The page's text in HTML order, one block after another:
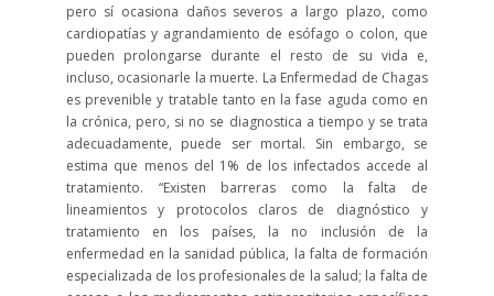
pero sí ocasiona daños severos a largo plazo, como
cardiopatías y agrandamiento de esófago o colon, que
pueden prolongarse durante el resto de su vida e,
incluso, ocasionarle la muerte. La Enfermedad de Chagas
es prevenible y tratable tanto en la fase aguda como en
la crónica, pero, si no se diagnostica a tiempo y se trata
adecuadamente, puede ser mortal. Sin embargo, se
estima que menos del 1% de los infectados accede al
tratamiento. “Existen barreras como la falta de
lineamientos y protocolos claros de diagnóstico y
tratamiento en los países, la no inclusión de la
enfermedad en la sanidad pública, la falta de formación
especializada de los profesionales de la salud; la falta de